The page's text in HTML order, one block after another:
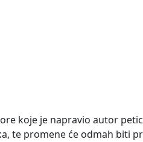
koje je napravio autor
te promene će odmah biti